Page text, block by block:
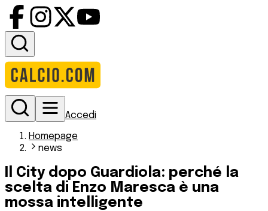
Accedi
Homepage
news
Il City dopo Guardiola: perché la
scelta di Enzo Maresca è una
mossa intelligente